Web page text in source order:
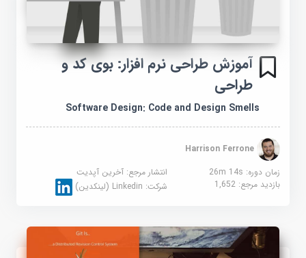
آموزش طراحی نرم افزار: بوی کد و
طراحی
Software Design: Code and Design Smells
Harrison Ferrone
زمان دوره: 26m 14s
انتشار مرجع:آخرین آپدیت
بازدید مرجع:1,652 شرکت:Linkedin (لینکدین)